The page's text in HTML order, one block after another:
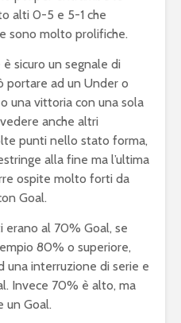
alti 0-5 e 5-1 che
sono molto prolifiche.
sicuro un segnale di
portare ad un Under o
una vittoria con una sola
anche altri
punti nello stato forma,
alla fine ma l’ultima
ospite molto forti da
Goal.
erano al 70% Goal, se
80% o superiore,
una interruzione di serie e
Invece 70% è alto, ma
un Goal.